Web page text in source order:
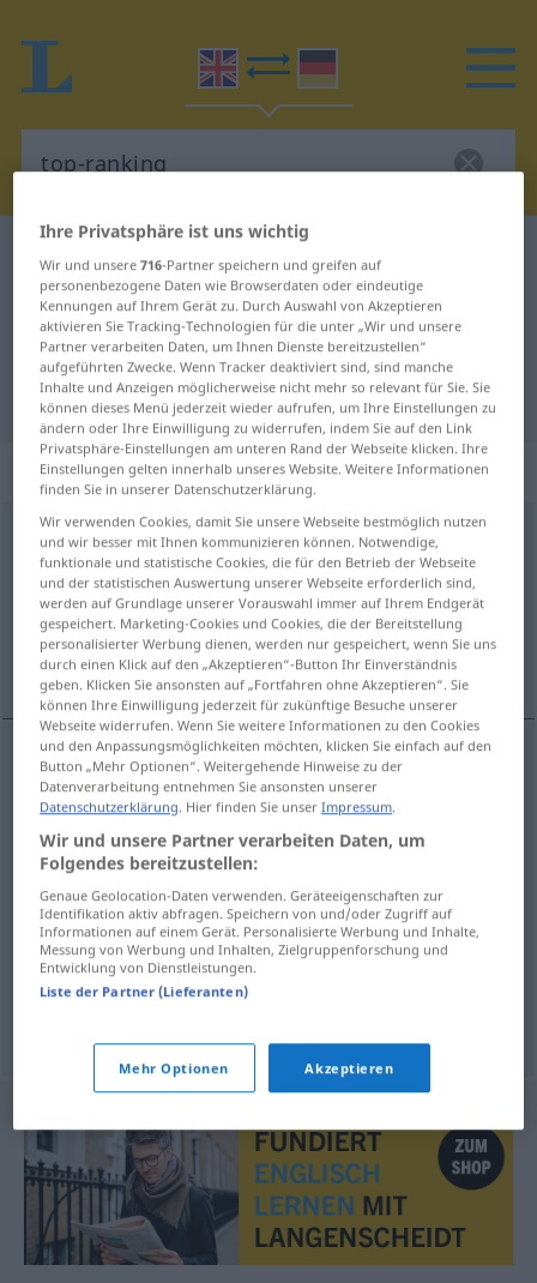
Englisch-Deutsch Übersetzung für
"top-ranking"
"top-ranking" Deutsch Übersetzung
„top-ranking“: adjective
top-rankingadj
Übersicht aller Übersetzungen
(Für mehr Details die Übersetzung anklicken/antippen)
hochrangig Spitzen…, führend
hochrangig top-rankingofficer
Spitzen… top-rankingpolitician, team
führend top-rankingscientistetc
Ihre Privatsphäre ist uns wichtig
Wir und unsere716-Partner speichern und greifen auf
personenbezogene Daten wie Browserdaten oder eindeutige
Kennungen auf Ihrem Gerät zu. Durch Auswahl von Akzeptieren
aktivieren Sie Tracking-Technologien für die unter „Wir und unsere
Partner verarbeiten Daten, um Ihnen Dienste bereitzustellen“
aufgeführten Zwecke. Wenn Tracker deaktiviert sind, sind manche
Inhalte und Anzeigen möglicherweise nicht mehr so relevant für Sie. Sie
können dieses Menü jederzeit wieder aufrufen, um Ihre Einstellungen zu
ändern oder Ihre Einwilligung zu widerrufen, indem Sie auf den Link
Privatsphäre-Einstellungen am unteren Rand der Webseite klicken. Ihre
Einstellungen gelten innerhalb unseres Website. Weitere Informationen
finden Sie in unserer Datenschutzerklärung.
Wir verwenden Cookies, damit Sie unsere Webseite bestmöglich nutzen
und wir besser mit Ihnen kommunizieren können. Notwendige,
funktionale und statistische Cookies, die für den Betrieb der Webseite
und der statistischen Auswertung unserer Webseite erforderlich sind,
werden auf Grundlage unserer Vorauswahl immer auf Ihrem Endgerät
gespeichert. Marketing-Cookies und Cookies, die der Bereitstellung
personalisierter Werbung dienen, werden nur gespeichert, wenn Sie uns
durch einen Klick auf den „Akzeptieren“-Button Ihr Einverständnis
geben. Klicken Sie ansonsten auf „Fortfahren ohne Akzeptieren“. Sie
können Ihre Einwilligung jederzeit für zukünftige Besuche unserer
Webseite widerrufen. Wenn Sie weitere Informationen zu den Cookies
und den Anpassungsmöglichkeiten möchten, klicken Sie einfach auf den
Button „Mehr Optionen“. Weitergehende Hinweise zu der
Datenverarbeitung entnehmen Sie ansonsten unserer
Datenschutzerklärung. Hier finden Sie unserImpressum.
Wir und unsere Partner verarbeiten Daten, um
Folgendes bereitzustellen:
Genaue Geolocation-Daten verwenden. Geräteeigenschaften zur
Identifikation aktiv abfragen. Speichern von und/oder Zugriff auf
Informationen auf einem Gerät. Personalisierte Werbung und Inhalte,
Messung von Werbung und Inhalten, Zielgruppenforschung und
Entwicklung von Dienstleistungen.
Liste der Partner (Lieferanten)
Mehr Optionen Akzeptieren